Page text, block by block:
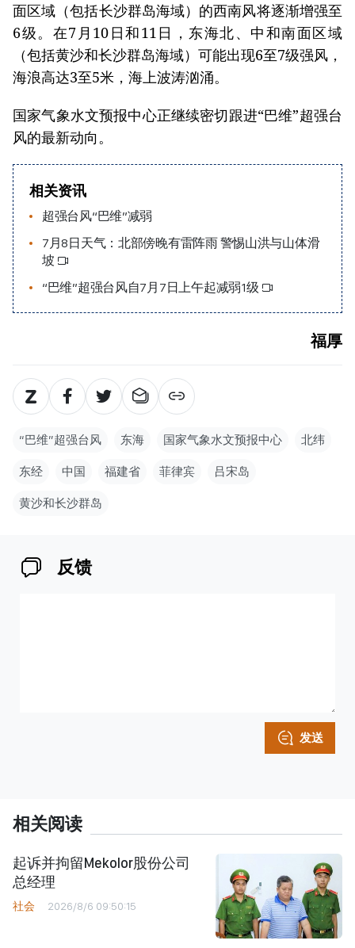
面区域（包括长沙群岛海域）的西南风将逐渐增强至
6级。在7月10日和11日，东海北、中和南面区域
（包括黄沙和长沙群岛海域）可能出现6至7级强风，
海浪高达3至5米，海上波涛汹涌。
国家气象水文预报中心正继续密切跟进“巴维”超强台
风的最新动向。
相关资讯
超强台风“巴维”减弱
7月8日天气：北部傍晚有雷阵雨 警惕山洪与山体滑
坡
“巴维”超强台风自7月7日上午起减弱1级
福厚
“巴维”超强台风 东海 国家气象水文预报中心 北纬
东经 中国 福建省 菲律宾 吕宋岛
黄沙和长沙群岛
反馈
发送
相关阅读
起诉并拘留Mekolor股份公司
总经理
社会 2026/8/6 09:50:15